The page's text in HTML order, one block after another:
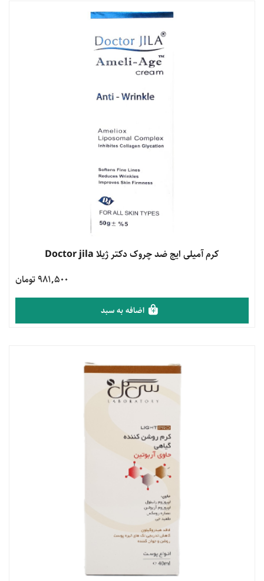
مشاهده محصول
کرم آمیلی ایج ضد چروک دکتر ژیلا Doctor jila
981,500 تومان
اضافه به سبد